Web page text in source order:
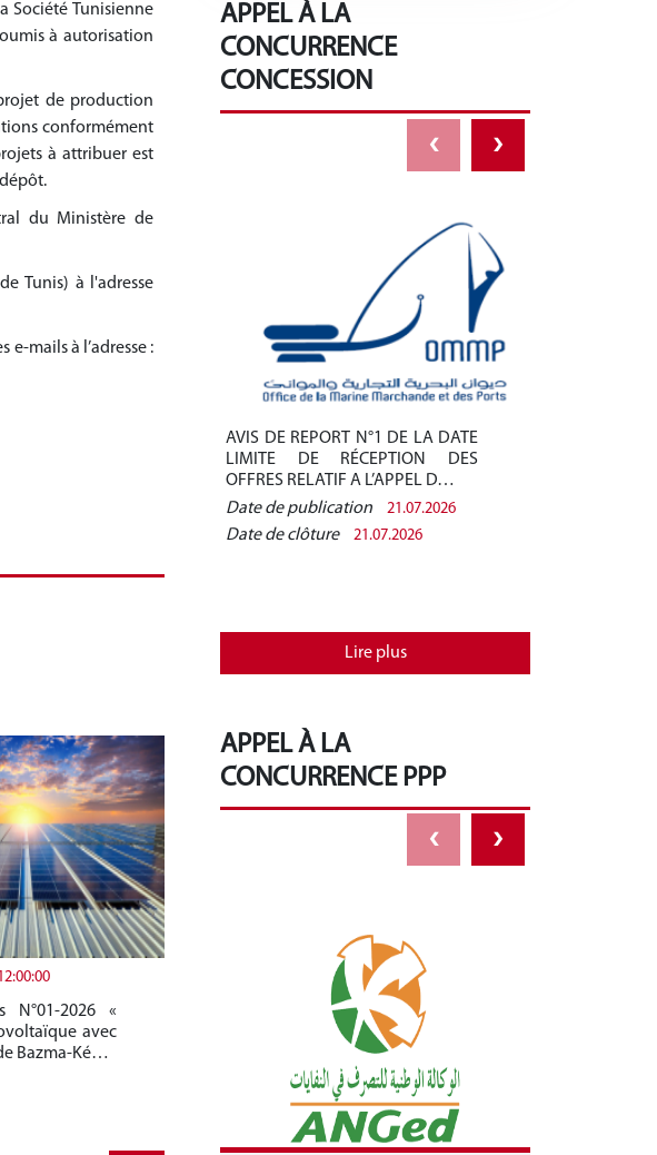
Société Tunisienne
à autorisation
de production
conformément
à attribuer est
du Ministère de
Tunis) à l'adresse
mails à l’adresse :
N°01-2026 «
avec
Bazma-Ké…
APPEL À LA
CONCURRENCE
CONCESSION
AVIS DE REPORT N°1 DE LA DATE
LIMITE DE RÉCEPTION DES
OFFRES RELATIF A L’APPEL D…
Date de publication
21.07.2026
Date de clôture 21.07.2026
Lire plus
‹ ›
APPEL À LA
CONCURRENCE PPP
‹ ›